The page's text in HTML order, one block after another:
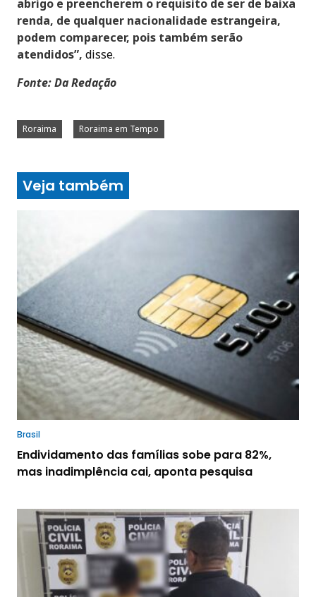
abrigo e preencherem o requisito de ser de baixa
renda, de qualquer nacionalidade estrangeira,
podem comparecer, pois também serão
atendidos”, disse.
Fonte: Da Redação
Roraima Roraima em Tempo
Veja também
Brasil
Endividamento das famílias sobe para 82%,
mas inadimplência cai, aponta pesquisa